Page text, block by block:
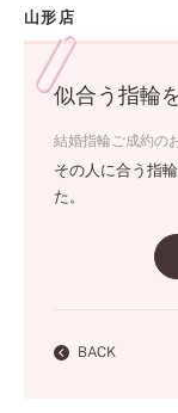
山形店
似合う指輪
結婚指輪ご成約の
その人に合う指
た。
BACK